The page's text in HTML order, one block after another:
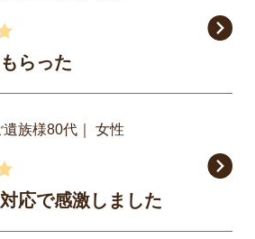
らった
遺族様80代 女性
応で感激しました